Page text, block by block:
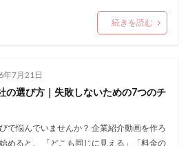
続きを読む
年7月21日
の選び方｜失敗しないための7つのチ
で悩んでいませんか？ 企業紹介動画を作ろ
めると、 「どこも同じに見える」「料金の